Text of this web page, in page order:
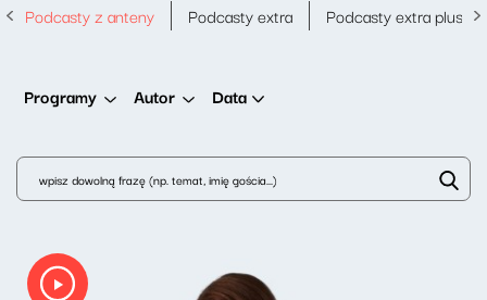
Podcasty z anteny Podcasty extra Podcasty extra plus
Programy Autor Data